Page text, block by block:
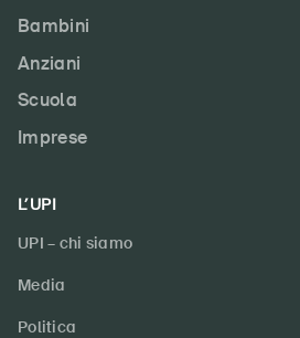
Bambini
Anziani
Scuola
Imprese
L’UPI
UPI – chi siamo
Media
Politica